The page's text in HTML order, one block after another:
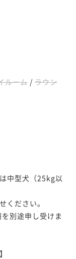
ルーム / ラウン
中型犬（25kg以
ください。
別途申し受けま